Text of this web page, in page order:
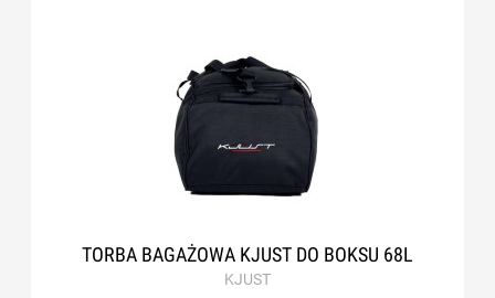
TORBA BAGAŻOWA KJUST DO BOKSU 68L
KJUST